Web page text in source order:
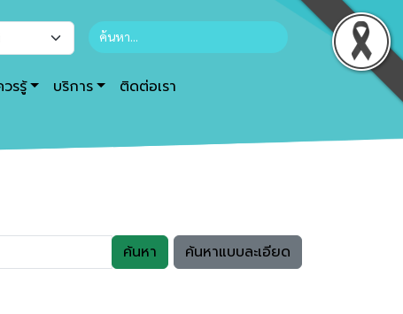
วรรู้ บริการ ติดต่อเรา
ค้นหา ค้นหาแบบละเอียด